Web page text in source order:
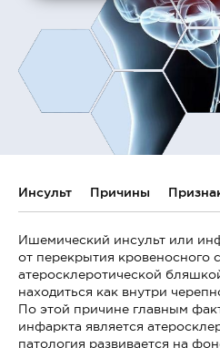
Инсульт Причины
Ишемический инсульт или
от перекрытия кровеносного
атеросклеротической
находиться как внутри
По этой причине главным
инфаркта является
патология развивается на